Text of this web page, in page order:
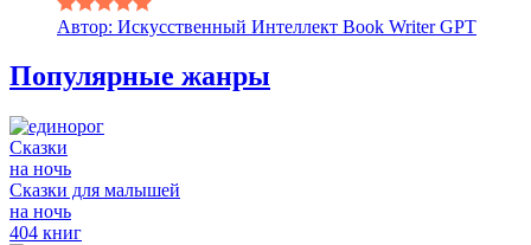
Автор: Искусственный Интеллект Book Writer GPT
Популярные жанры
Сказки
на ночь
Сказки для малышей
на ночь
404 книг